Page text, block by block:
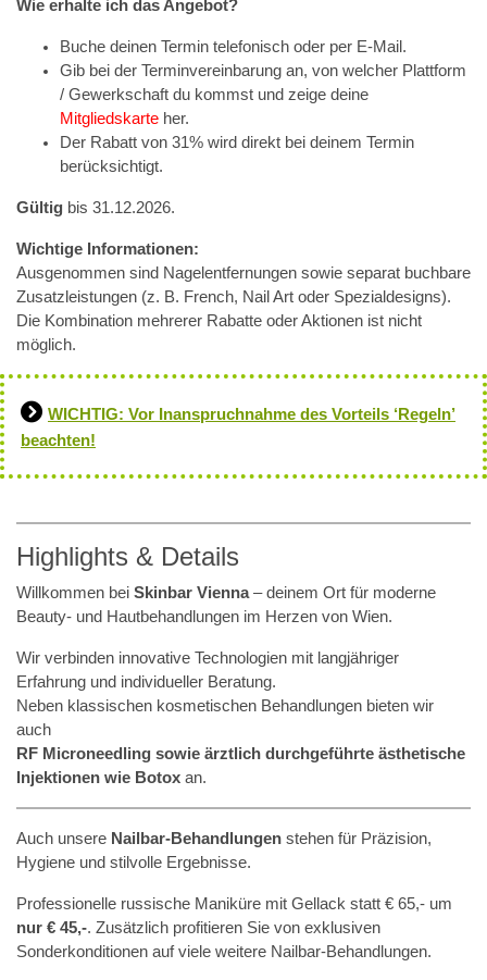
Wie erhalte ich das Angebot?
Buche deinen Termin telefonisch oder per E-Mail.
Gib bei der Terminvereinbarung an, von welcher Plattform
/ Gewerkschaft du kommst und zeige deine
Mitgliedskarte her.
Der Rabatt von 31% wird direkt bei deinem Termin
berücksichtigt.
Gültig bis 31.12.2026.
Wichtige Informationen:
Ausgenommen sind Nagelentfernungen sowie separat buchbare
Zusatzleistungen (z. B. French, Nail Art oder Spezialdesigns).
Die Kombination mehrerer Rabatte oder Aktionen ist nicht
möglich.
WICHTIG: Vor Inanspruchnahme des Vorteils ‘Regeln’
beachten!
Highlights & Details
Willkommen bei Skinbar Vienna– deinem Ort für moderne
Beauty- und Hautbehandlungen im Herzen von Wien.
Wir verbinden innovative Technologien mit langjähriger
Erfahrung und individueller Beratung.
Neben klassischen kosmetischen Behandlungen bieten wir
auch
RF Microneedling sowie ärztlich durchgeführte ästhetische
Injektionen wie Botox an.
Auch unsere Nailbar-Behandlungen stehen für Präzision,
Hygiene und stilvolle Ergebnisse.
Professionelle russische Maniküre mit Gellack statt € 65,- um
nur € 45,-. Zusätzlich profitieren Sie von exklusiven
Sonderkonditionen auf viele weitere Nailbar-Behandlungen.